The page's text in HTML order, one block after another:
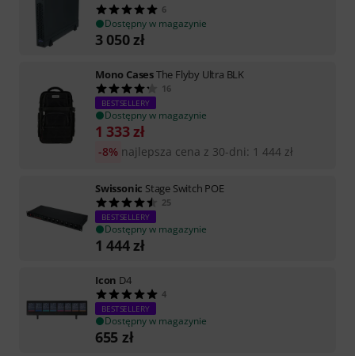
6
Dostępny w magazynie
3 050zł
Mono CasesThe Flyby Ultra BLK
16
BESTSELLERY
Dostępny w magazynie
1 333zł
najlepsza cena z 30-dni: 1 444 zł
-8%
Swissonic Stage Switch POE
25
BESTSELLERY
Dostępny w magazynie
1 444zł
Icon D4
4
BESTSELLERY
Dostępny w magazynie
655 zł